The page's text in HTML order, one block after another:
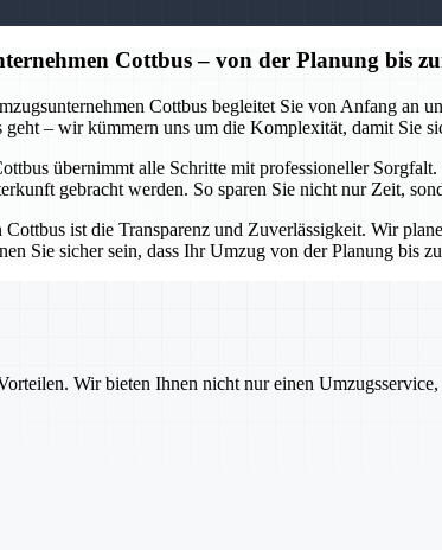
Cottbus – von der Planung bis
Cottbus begleitet Sie von Anfang an
– wir kümmern uns um die Komplexität, damit Sie
übernimmt alle Schritte mit professioneller
gebracht werden. So sparen Sie nicht nur Zeit,
ist die Transparenz und Zuverlässigkeit. Wir
Sie sicher sein, dass Ihr Umzug von der Planung bis
Wir bieten Ihnen nicht nur einen